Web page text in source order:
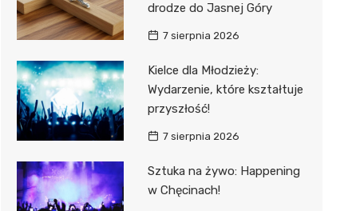
drodze do Jasnej Góry
7 sierpnia 2026
Kielce dla Młodzieży:
Wydarzenie, które kształtuje
przyszłość!
7 sierpnia 2026
Sztuka na żywo: Happening
w Chęcinach!